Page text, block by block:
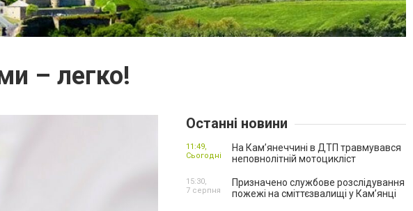
– легко!
Останні новини
На Кам’янеччині в ДТП травмувався
неповнолітній мотоцикліст
11:49,
Сьогодні
Призначено службове розслідування
пожежі на сміттєзвалищі у Кам’янці
15:30,
7 серпня